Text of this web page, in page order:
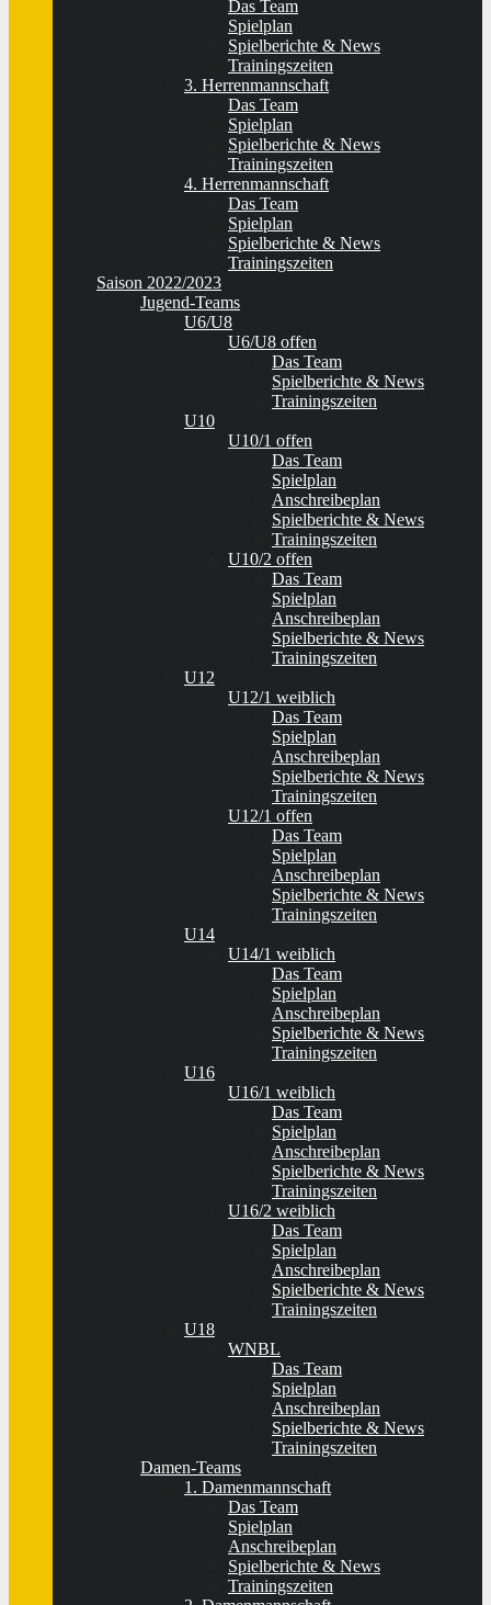
Das Team
Spielplan
Spielberichte & News
Trainingszeiten
3. Herrenmannschaft
Das Team
Spielplan
Spielberichte & News
Trainingszeiten
4. Herrenmannschaft
Das Team
Spielplan
Spielberichte & News
Trainingszeiten
Saison 2022/2023
Jugend-Teams
U6/U8
U6/U8 offen
Das Team
Spielberichte & News
Trainingszeiten
U10
U10/1 offen
Das Team
Spielplan
Anschreibeplan
Spielberichte & News
Trainingszeiten
U10/2 offen
Das Team
Spielplan
Anschreibeplan
Spielberichte & News
Trainingszeiten
U12
U12/1 weiblich
Das Team
Spielplan
Anschreibeplan
Spielberichte & News
Trainingszeiten
U12/1 offen
Das Team
Spielplan
Anschreibeplan
Spielberichte & News
Trainingszeiten
U14
U14/1 weiblich
Das Team
Spielplan
Anschreibeplan
Spielberichte & News
Trainingszeiten
U16
U16/1 weiblich
Das Team
Spielplan
Anschreibeplan
Spielberichte & News
Trainingszeiten
U16/2 weiblich
Das Team
Spielplan
Anschreibeplan
Spielberichte & News
Trainingszeiten
U18
WNBL
Das Team
Spielplan
Anschreibeplan
Spielberichte & News
Trainingszeiten
Damen-Teams
1. Damenmannschaft
Das Team
Spielplan
Anschreibeplan
Spielberichte & News
Trainingszeiten